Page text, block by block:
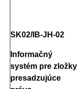
SK02/IB-JH-02
Informačný
systém pre zložky
presadzujúce